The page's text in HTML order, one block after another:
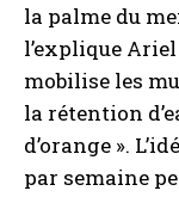
la palme du
l’explique Ariel
mobilise les
la rétention
d’orange ».
par semaine